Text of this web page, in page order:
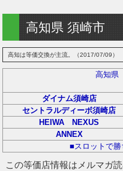
高知県 須崎市
高知は等価交換が主流。（2017/07/09）
高知県
ダイナム須崎店
セントラルディーボ須崎店
HEIWA NEXUS
ANNEX
■スロットで勝
この等価店情報はメルマガ